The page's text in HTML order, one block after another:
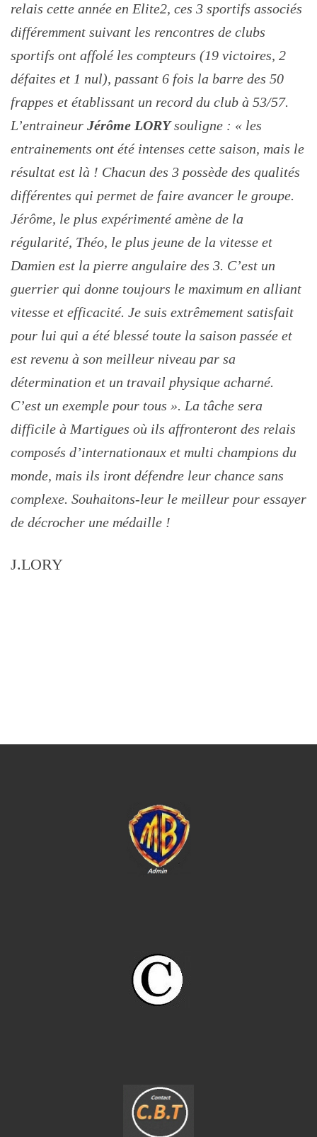
relais cette année en Elite2, ces 3 sportifs associés
différemment suivant les rencontres de clubs
sportifs ont affolé les compteurs (19 victoires, 2
défaites et 1 nul), passant 6 fois la barre des 50
frappes et établissant un record du club à 53/57.
L’entraineur Jérôme LORYsouligne : « les
entrainements ont été intenses cette saison, mais le
résultat est là ! Chacun des 3 possède des qualités
différentes qui permet de faire avancer le groupe.
Jérôme, le plus expérimenté amène de la
régularité, Théo, le plus jeune de la vitesse et
Damien est la pierre angulaire des 3. C’est un
guerrier qui donne toujours le maximum en alliant
vitesse et efficacité. Je suis extrêmement satisfait
pour lui qui a été blessé toute la saison passée et
est revenu à son meilleur niveau par sa
détermination et un travail physique acharné.
C’est un exemple pour tous ». La tâche sera
difficile à Martigues où ils affronteront des relais
composés d’internationaux et multi champions du
monde, mais ils iront défendre leur chance sans
complexe. Souhaitons-leur le meilleur pour essayer
de décrocher une médaille !
J.LORY